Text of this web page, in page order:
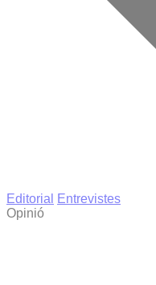
Editorial
Entrevistes
Opinió